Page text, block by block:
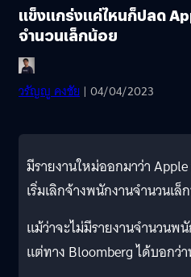
แข็งแกร่งแค่ไหนก็ปลด
จำนวนเล็กน้อย
วรัญญู คงชัย | 04/04/2023
มีรายงานใหม่ออกมาว่า
เริ่มเลิกจ้างพนักงานจำนวนเ
แม้ว่าจะไม่มีรายงานจำนวนพ
แต่ทาง Bloomberg ได้บอกว่